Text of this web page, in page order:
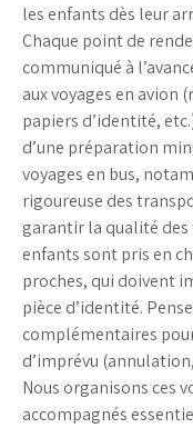
les enfants dès leur
Chaque point de
communiqué à
aux voyages en avion
papiers d’identité,
d’une préparation
voyages en bus,
rigoureuse des
garantir la qualité des
enfants sont pris en
proches, qui doivent
pièce d’identité.
complémentaires
d’imprévu
Nous organisons ces
accompagnés